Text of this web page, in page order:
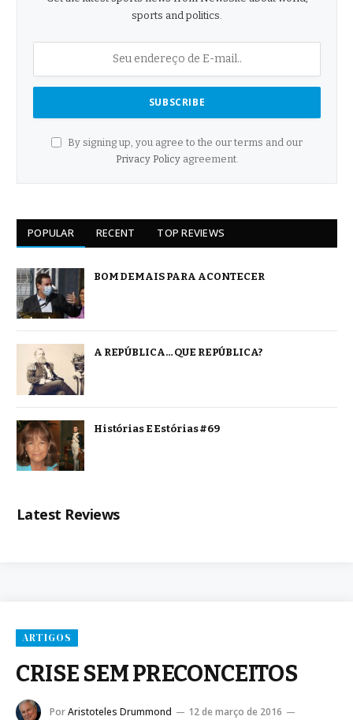
sports and politics.
By signing up, you agree to the our terms and our
Privacy Policyagreement.
POPULAR RECENT TOP REVIEWS
BOM DEMAIS PARA ACONTECER
A REPÚBLICA… QUE REPÚBLICA?
Histórias E Estórias #69
Latest Reviews
ARTIGOS
CRISE SEM PRECONCEITOS
PorAristoteles Drummond
12 de março de 2016